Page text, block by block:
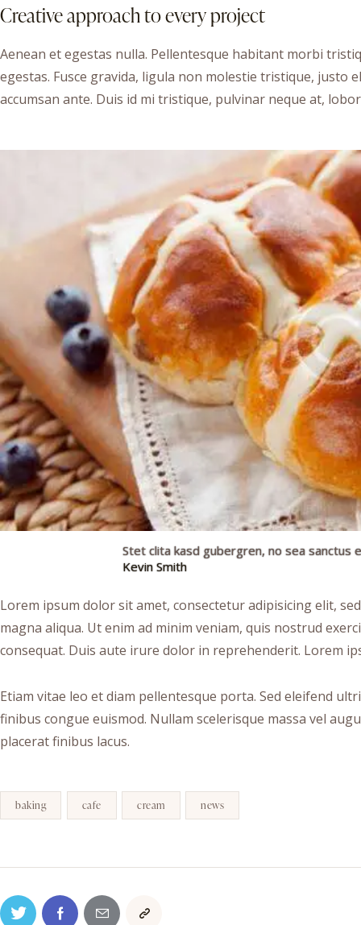
Creative approach to every project
Aenean et egestas nulla. Pellentesque habitant morbi
egestas. Fusce gravida, ligula non molestie tristique, justo
accumsan ante. Duis id mi tristique, pulvinar neque at,
Stet clita kasd gubergren, no sea sanctus
Kevin Smith
Lorem ipsum dolor sit amet, consectetur adipisicing elit,
magna aliqua. Ut enim ad minim veniam, quis nostrud
consequat. Duis aute irure dolor in reprehenderit. Lorem
Etiam vitae leo et diam pellentesque porta. Sed eleifend
finibus congue euismod. Nullam scelerisque massa vel
placerat finibus lacus.
baking cafe cream news